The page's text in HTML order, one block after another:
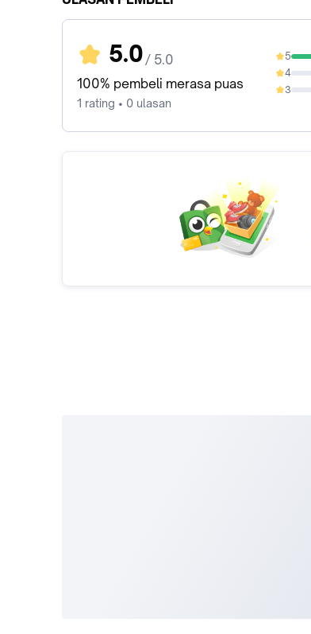
5.0 / 5.0
100% pembeli merasa puas
1 rating • 0 ulasan
5
100%
4
0%
3
0%